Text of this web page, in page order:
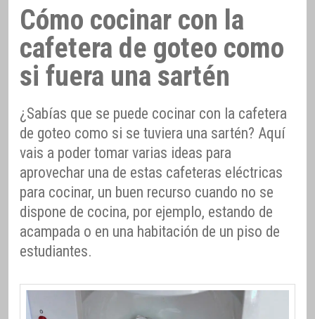
Cómo cocinar con la
cafetera de goteo como
si fuera una sartén
¿Sabías que se puede cocinar con la cafetera
de goteo como si se tuviera una sartén? Aquí
vais a poder tomar varias ideas para
aprovechar una de estas cafeteras eléctricas
para cocinar, un buen recurso cuando no se
dispone de cocina, por ejemplo, estando de
acampada o en una habitación de un piso de
estudiantes.